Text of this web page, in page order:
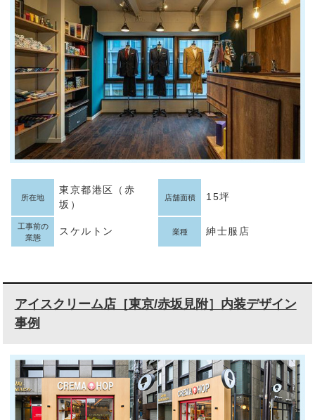
所在地
東京都港区（赤
坂）
店舗面積 15坪
工事前の
業態
スケルトン 業種 紳士服店
アイスクリーム店［東京/赤坂見附］内装デザイン
事例